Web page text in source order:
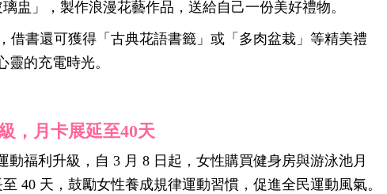
盅」，製作浪漫花藝作品，送給自己一份美好禮物。
借書還可獲得「古典花語書籤」或「多肉盆栽」等精美禮
的充電時光。
，月卡展延至40天
動福利升級，自 3 月 8 日起，女性購買健身房與游泳池月
40 天，鼓勵女性養成規律運動習慣，促進全民運動風氣。